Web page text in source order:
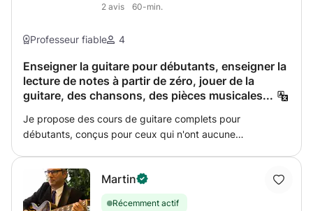
2 avis 60-min.
Professeur fiable 4
Enseigner la guitare pour débutants, enseigner la
lecture de notes à partir de zéro, jouer de la
guitare, des chansons, des pièces musicales...
Je propose des cours de guitare complets pour
débutants, conçus pour ceux qui n'ont aucune
partitions. Les cours suivent un programme clair et
progressif, alliant application pratique et compréhension
Martin
Récemment actif